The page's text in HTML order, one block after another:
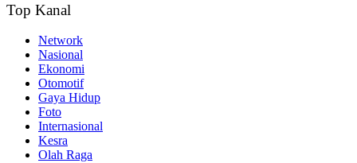
Top Kanal
Network
Nasional
Ekonomi
Otomotif
Gaya Hidup
Foto
Internasional
Kesra
Olah Raga